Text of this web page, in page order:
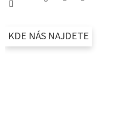
KDE NÁS NAJDETE